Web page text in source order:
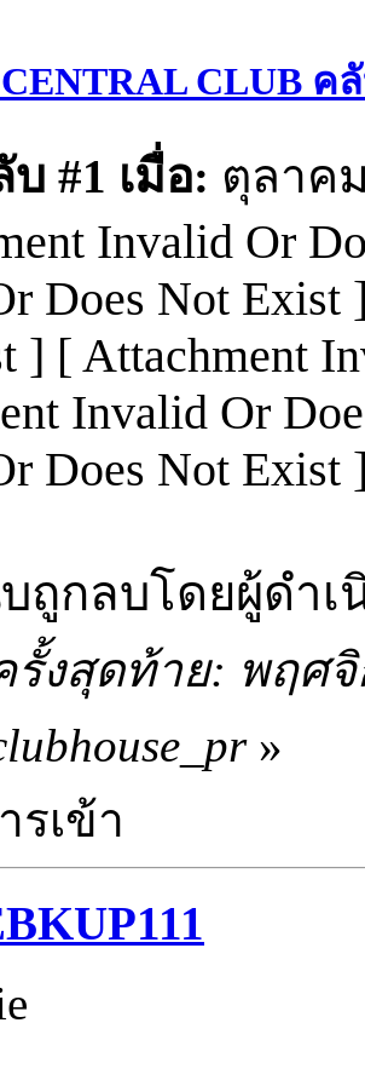
CLUB ค
#1 เมื่อ: ตุลาคม
Invalid Or
Does Not Exist
] [ Attachment
Invalid Or
Does Not Exist
ถูกลบโดยผู้ดำเ
งสุดท้าย: พฤศจิ
»
เข้า